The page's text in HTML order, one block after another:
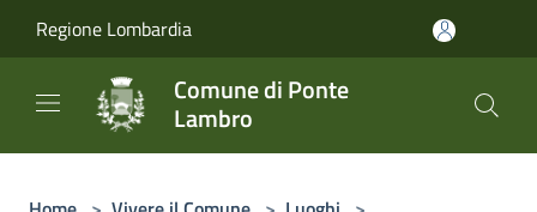
Regione Lombardia
Comune di Ponte
Lambro